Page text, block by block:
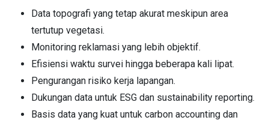
Data topografi yang tetap akurat meskipun area
tertutup vegetasi.
Monitoring reklamasi yang lebih objektif.
Efisiensi waktu survei hingga beberapa kali lipat.
Pengurangan risiko kerja lapangan.
Dukungan data untuk ESG dan sustainability reporting.
Basis data yang kuat untuk carbon accounting dan